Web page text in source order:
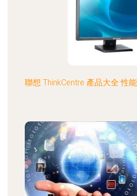
聯想 ThinkCentre 產品大全 性